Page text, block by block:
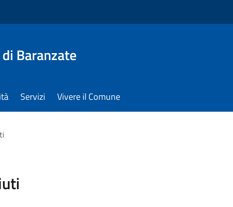
Baranzate
Servizi Vivere il Comune